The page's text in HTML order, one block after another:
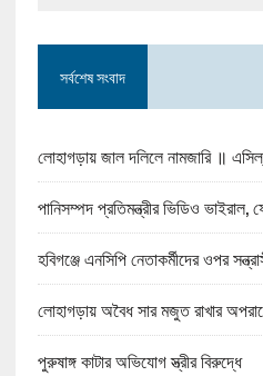
সর্বশেষ সংবাদ
লোহাগড়ায় জাল দলিলে নামজারি ॥
পানিসম্পদ প্রতিমন্ত্রীর ভিডিও ভাইরাল,
হবিগঞ্জে এনসিপি নেতাকর্মীদের ওপর
লোহাগড়ায় অবৈধ সার মজুত রাখার
পুরুষাঙ্গ কাটার অভিযোগ স্ত্রীর বিরুদ্ধে